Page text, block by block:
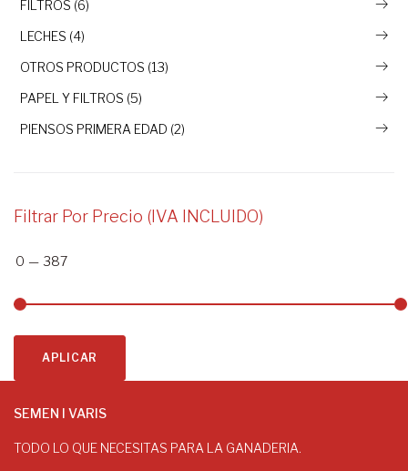
FILTROS (6)
LECHES (4)
OTROS PRODUCTOS (13)
PAPEL Y FILTROS (5)
PIENSOS PRIMERA EDAD (2)
Filtrar Por Precio (IVA INCLUIDO)
0 — 387
APLICAR
SEMEN I VARIS
TODO LO QUE NECESITAS PARA LA GANADERIA.